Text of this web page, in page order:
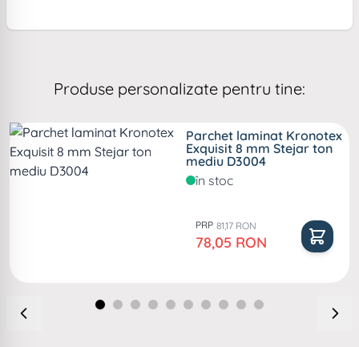
Produse personalizate pentru tine:
Parchet laminat Kronotex
Exquisit 8 mm Stejar ton
mediu D3004
în stoc
PRP 81,17 RON
Pret special
78,05 RON